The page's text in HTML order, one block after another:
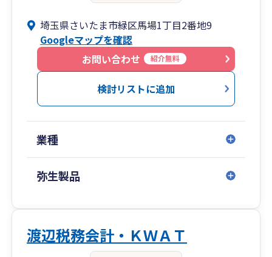
埼玉県さいたま市緑区馬場1丁目2番地9
Googleマップを確認
お問い合わせ
紹介無料
検討リストに追加
業種
弥生製品
渡辺税務会計・ＫＷＡＴ